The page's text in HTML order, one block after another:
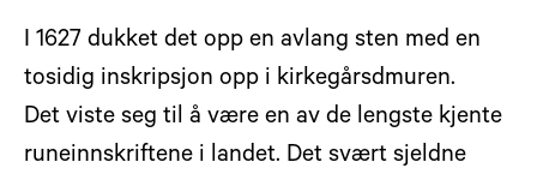
I 1627 dukket det opp en avlang sten med en
tosidig inskripsjon opp i kirkegårsdmuren.
Det viste seg til å være en av de lengste kjente
runeinnskriftene i landet. Det svært sjeldne